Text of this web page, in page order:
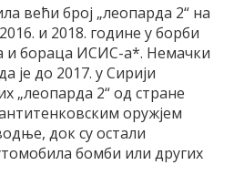
већи број „леопарда 2“ на
и 2018. године у борби
и бораца ИСИС-а*. Немачки
је до 2017. у Сирији
„леопарда 2“ од стране
оружјем
док су остали
бомби или других